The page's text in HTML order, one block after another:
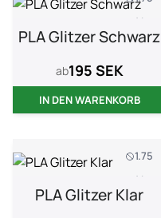
1 kg
PLA Glitzer Schwarz
ab195 SEK
IN DEN WARENKORB
1.75
1 kg
PLA Glitzer Klar